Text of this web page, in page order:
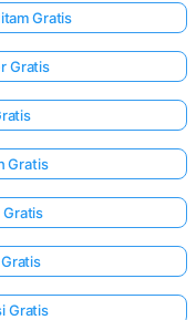
Gratis
Gratis
Gratis
Gratis
Gratis